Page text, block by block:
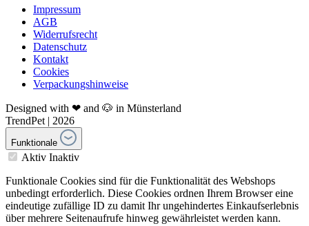
Impressum
AGB
Widerrufsrecht
Datenschutz
Kontakt
Cookies
Verpackungshinweise
Designed with ❤ and 🐶 in Münsterland
TrendPet | 2026
Funktionale
Aktiv Inaktiv
Funktionale Cookies sind für die Funktionalität des Webshops
unbedingt erforderlich. Diese Cookies ordnen Ihrem Browser eine
eindeutige zufällige ID zu damit Ihr ungehindertes Einkaufserlebnis
über mehrere Seitenaufrufe hinweg gewährleistet werden kann.